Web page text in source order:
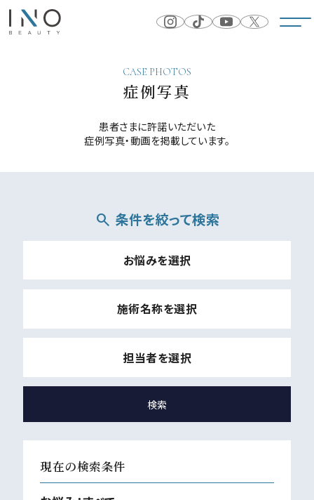
CASE PHOTOS
症例写真
患者さまに許諾いただいた
症例写真・動画を掲載しています。
search 条件を絞って検索
お悩みを選択
施術名称を選択
担当者を選択
現在の検索条件